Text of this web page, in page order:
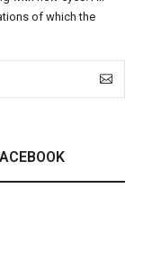
of which the